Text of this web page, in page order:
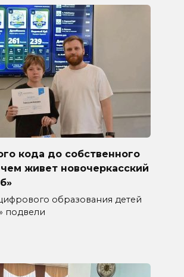
кода до собственного
живет новочеркасский
образования детей
подвели